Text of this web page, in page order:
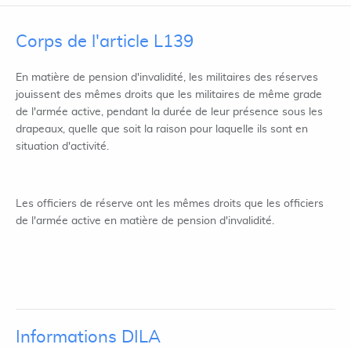
Corps de l'article L139
En matière de pension d'invalidité, les militaires des réserves
jouissent des mêmes droits que les militaires de même grade
de l'armée active, pendant la durée de leur présence sous les
drapeaux, quelle que soit la raison pour laquelle ils sont en
situation d'activité.
Les officiers de réserve ont les mêmes droits que les officiers
de l'armée active en matière de pension d'invalidité.
Informations DILA